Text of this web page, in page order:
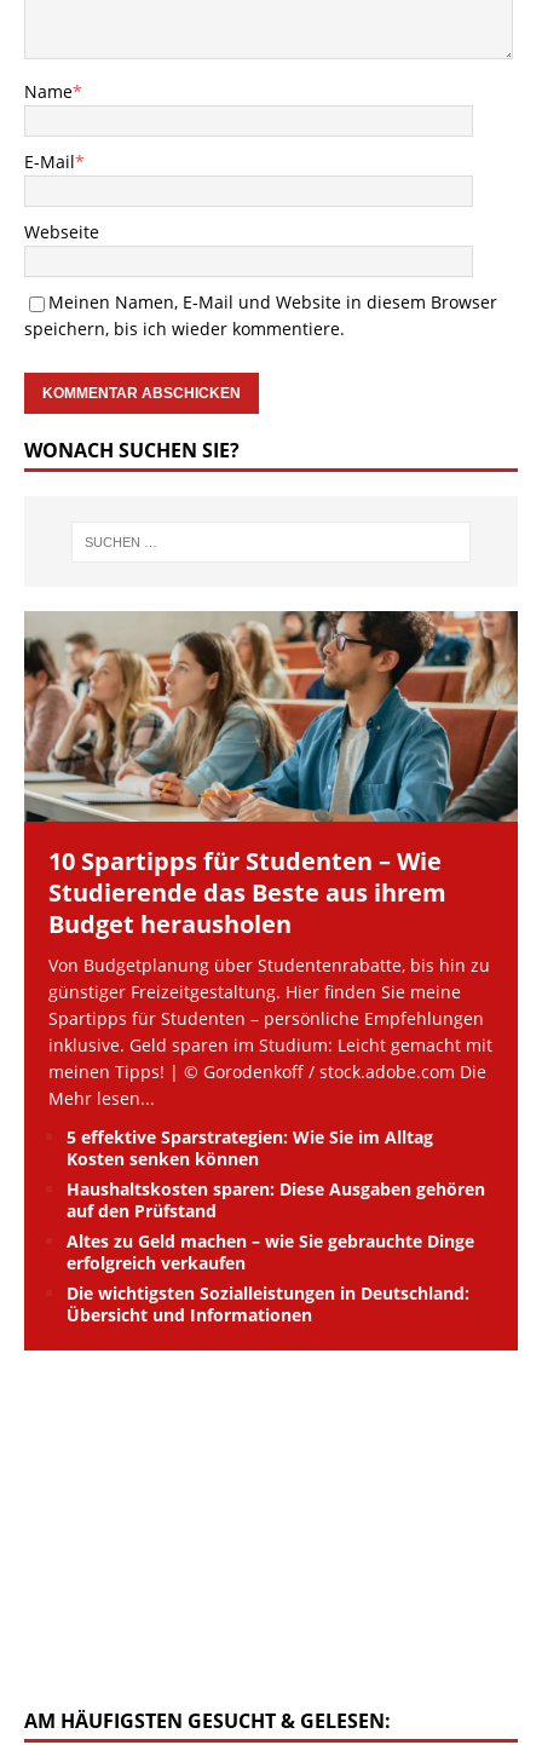
Name*
E-Mail*
Webseite
Meinen Namen, E-Mail und Website in diesem Browser
speichern, bis ich wieder kommentiere.
WONACH SUCHEN SIE?
10 Spartipps für Studenten – Wie
Studierende das Beste aus ihrem
Budget herausholen
Von Budgetplanung über Studentenrabatte, bis hin zu
günstiger Freizeitgestaltung. Hier finden Sie meine
Spartipps für Studenten – persönliche Empfehlungen
inklusive. Geld sparen im Studium: Leicht gemacht mit
meinen Tipps! | © Gorodenkoff / stock.adobe.com Die
Mehr lesen...
5 effektive Sparstrategien: Wie Sie im Alltag
Kosten senken können
Haushaltskosten sparen: Diese Ausgaben gehören
auf den Prüfstand
Altes zu Geld machen – wie Sie gebrauchte Dinge
erfolgreich verkaufen
Die wichtigsten Sozialleistungen in Deutschland:
Übersicht und Informationen
AM HÄUFIGSTEN GESUCHT & GELESEN: